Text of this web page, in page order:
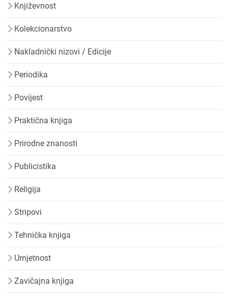
Književnost
Kolekcionarstvo
Nakladnički nizovi / Edicije
Periodika
Povijest
Praktična knjiga
Prirodne znanosti
Publicistika
Religija
Stripovi
Tehnička knjiga
Umjetnost
Zavičajna knjiga